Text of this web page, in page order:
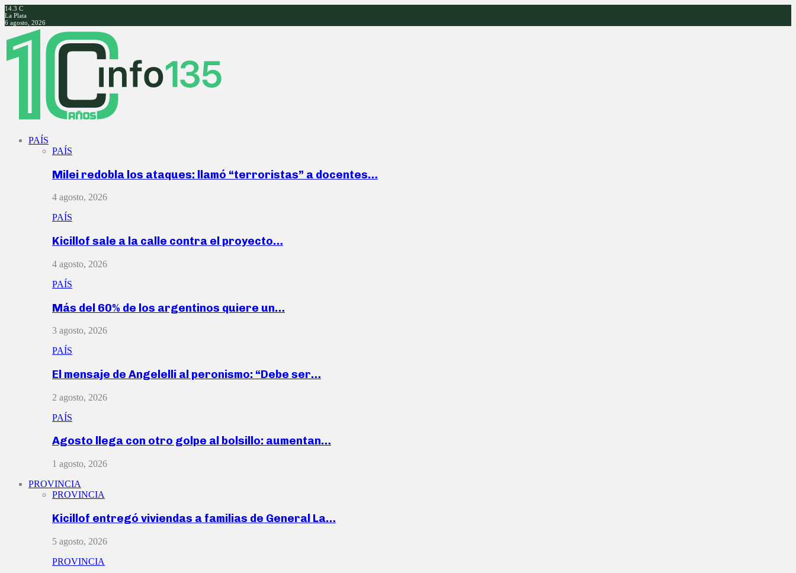
14.3 C
La Plata
6 agosto, 2026
Facebook
Twitter
Instagram
Youtube
PAÍS
PAÍS
Milei redobla los ataques: llamó “terroristas” a docentes…
4 agosto, 2026
PAÍS
Kicillof sale a la calle contra el proyecto…
4 agosto, 2026
PAÍS
Más del 60% de los argentinos quiere un…
3 agosto, 2026
PAÍS
El mensaje de Angelelli al peronismo: “Debe ser…
2 agosto, 2026
PAÍS
Agosto llega con otro golpe al bolsillo: aumentan…
1 agosto, 2026
PROVINCIA
PROVINCIA
Kicillof entregó viviendas a familias de General La…
5 agosto, 2026
PROVINCIA